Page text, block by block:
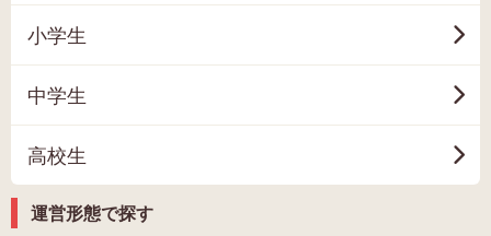
小学生
中学生
高校生
運営形態で探す